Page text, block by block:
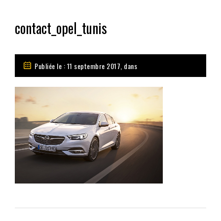
contact_opel_tunis
Publiée le : 11 septembre 2017, dans